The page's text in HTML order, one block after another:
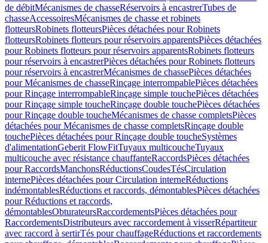
de débitMécanismes de chasseRéservoirs à encastrerTubes de
chasseAccessoiresMécanismes de chasse et robinets
flotteursRobinets flotteursPièces détachées pour Robinets
flotteursRobinets flotteurs pour réservoirs apparentsPièces détachées
pour Robinets flotteurs pour réservoirs apparentsRobinets flotteurs
pour réservoirs à encastrerPièces détachées pour Robinets flotteurs
pour réservoirs à encastrerMécanismes de chassePièces détachées
pour Mécanismes de chasseRinçage interrompablePièces détachées
pour Rinçage interrompableRinçage simple touchePièces détachées
pour Rinçage simple toucheRinçage double touchePièces détachées
pour Rinçage double toucheMécanismes de chasse completsPièces
détachées pour Mécanismes de chasse completsRinçage double
touchePièces détachées pour Rinçage double toucheSystèmes
d'alimentationGeberit FlowFitTuyaux multicoucheTuyaux
multicouche avec résistance chauffanteRaccordsPièces détachées
pour RaccordsManchonsRéductionsCoudesTésCirculation
internePièces détachées pour Circulation interneRéductions
indémontablesRéductions et raccords, démontablesPièces détachées
pour Réductions et raccords,
démontablesObturateursRaccordementsPièces détachées pour
RaccordementsDistributeurs avec raccordement à visserRépartiteur
avec raccord à sertirTés pour chauffageRéductions et raccordements